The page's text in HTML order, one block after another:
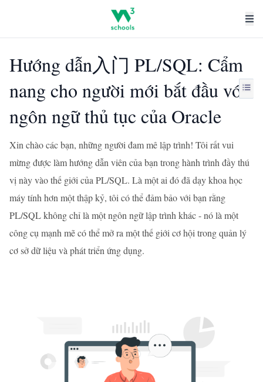
Hướng dẫn入门 PL/SQL: Cẩm
nang cho người mới bắt đầu với
ngôn ngữ thủ tục của Oracle
Xin chào các bạn, những người đam mê lập trình! Tôi rất vui
mừng được làm hướng dẫn viên của bạn trong hành trình đầy thú
vị này vào thế giới của PL/SQL. Là một ai đó đã dạy khoa học
máy tính hơn một thập kỷ, tôi có thể đảm bảo với bạn rằng
PL/SQL không chỉ là một ngôn ngữ lập trình khác - nó là một
công cụ mạnh mẽ có thể mở ra một thế giới cơ hội trong quản lý
cơ sở dữ liệu và phát triển ứng dụng.